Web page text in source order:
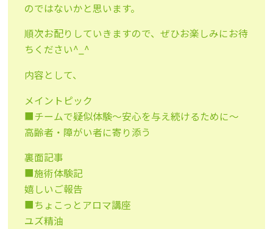
のではないかと思います。
順次お配りしていきますので、ぜひお楽しみにお待
ちください^_^
内容として、
メイントピック
■チームで疑似体験〜安心を与え続けるために〜
高齢者・障がい者に寄り添う
裏面記事
■施術体験記
嬉しいご報告
■ちょこっとアロマ講座
ユズ精油